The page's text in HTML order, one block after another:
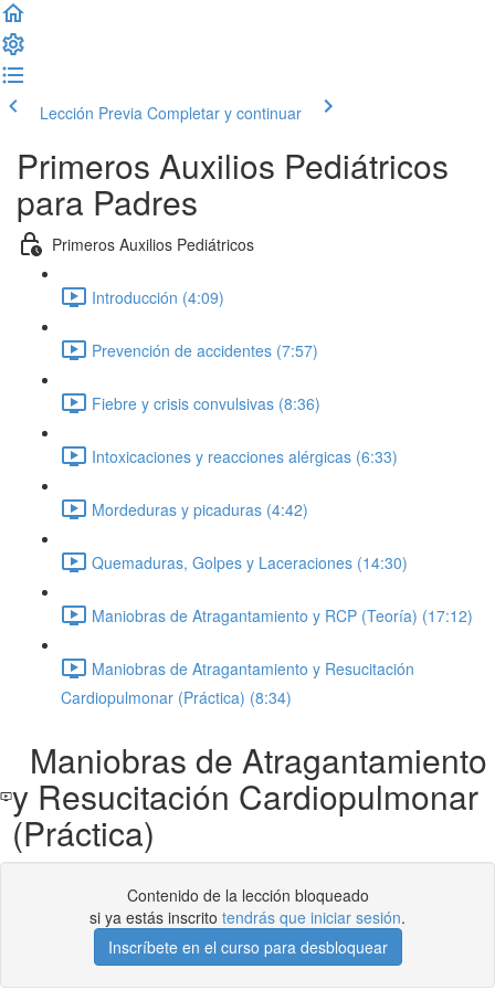
Lección Previa Completar y continuar
Primeros Auxilios Pediátricos
para Padres
Primeros Auxilios Pediátricos
Introducción (4:09)
Prevención de accidentes (7:57)
Fiebre y crisis convulsivas (8:36)
Intoxicaciones y reacciones alérgicas (6:33)
Mordeduras y picaduras (4:42)
Quemaduras, Golpes y Laceraciones (14:30)
Maniobras de Atragantamiento y RCP (Teoría) (17:12)
Maniobras de Atragantamiento y Resucitación
Cardiopulmonar (Práctica) (8:34)
Maniobras de Atragantamiento
y Resucitación Cardiopulmonar
(Práctica)
Contenido de la lección bloqueado
si ya estás inscrito tendrás que iniciar sesión.
Inscríbete en el curso para desbloquear